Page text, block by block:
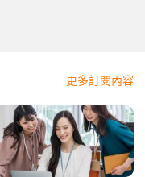
更多訂閱內容